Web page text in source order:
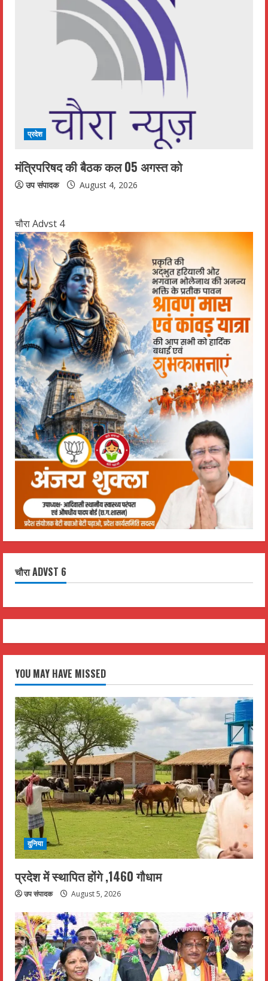
प्रदेश
मंत्रिपरिषद की बैठक कल 05 अगस्त को
उप संपादक August 4, 2026
चौरा Advst 4
चौरा ADVST 6
YOU MAY HAVE MISSED
दुनिया
प्रदेश में स्थापित होंगे ,1460 गौधाम
उप संपादक August 5, 2026